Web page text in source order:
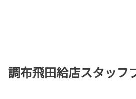
調布飛田給店スタッフ